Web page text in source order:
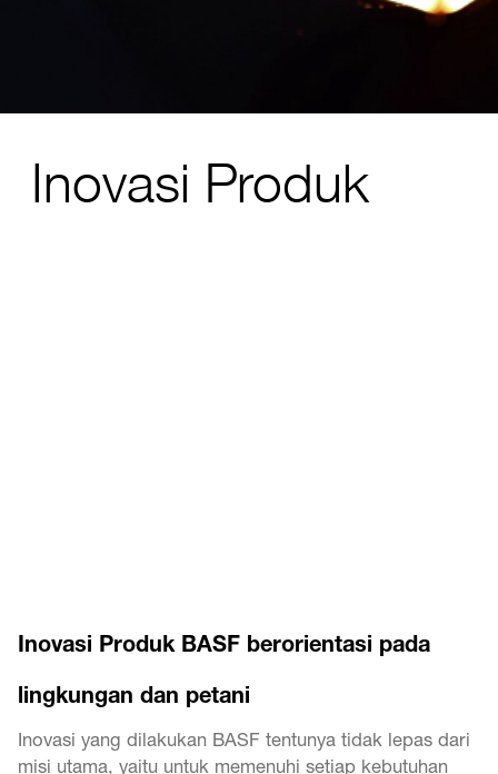
Inovasi Produk
Inovasi Produk BASF berorientasi pada
lingkungan dan petani
Inovasi yang dilakukan BASF tentunya tidak lepas dari
misi utama, yaitu untuk memenuhi setiap kebutuhan